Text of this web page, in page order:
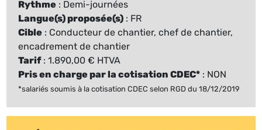
Rythme : Demi-journées
Langue(s) proposée(s) : FR
Cible : Conducteur de chantier, chef de chantier,
encadrement de chantier
Tarif: 1.890,00 € HTVA
Pris en charge par la cotisation CDEC* : NON
*salariés soumis à la cotisation CDEC selon RGD du 18/12/2019